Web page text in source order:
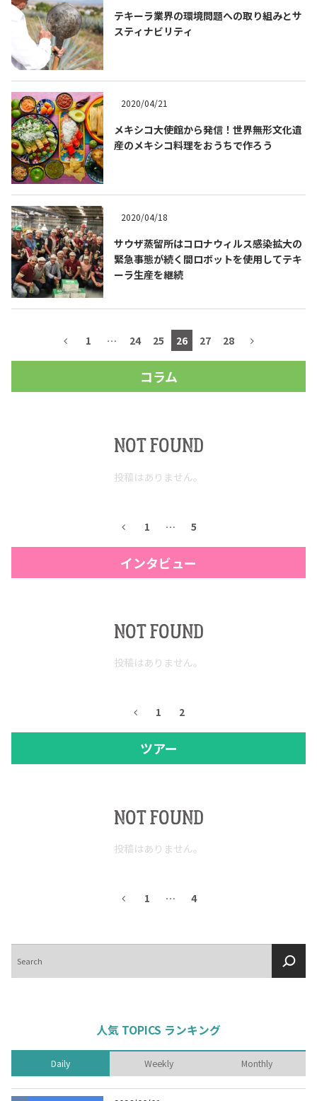
COPYRIGHT © JUAST All rights reserved.
テキーラ業界の環境問題への取り組みとサ
スティナビリティ
2020/04/21
メキシコ大使館から発信！世界無形文化遺
産のメキシコ料理をおうちで作ろう
2020/04/18
サウザ蒸留所はコロナウィルス感染拡大の
緊急事態が続く間ロボットを使用してテキ
ーラ生産を継続
1 … 24 25 26 27 28
コラム
NOT FOUND
投稿はありません。
1 … 5
インタビュー
NOT FOUND
投稿はありません。
1 2
ツアー
NOT FOUND
投稿はありません。
1 … 4
索
人気 TOPICS ランキング
Daily Weekly Monthly